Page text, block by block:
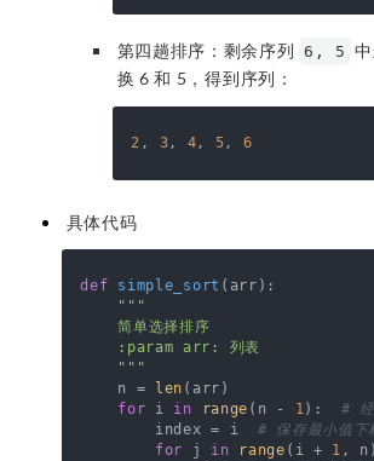
第四趟排序：剩余序列 6, 5
换 6 和 5，得到序列：
2 , 3 , 4 , 5 , 6
具体代码
def simple_sort ( arr ):
"""
    简单选择排序
    :param arr: 列表
    """
    n =
len (arr)
for i in range (n - 1): #
        index = i
# 保存最小值下
for j in range (i + 1 ,